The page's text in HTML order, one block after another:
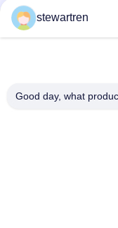
stewartren
Good day, what